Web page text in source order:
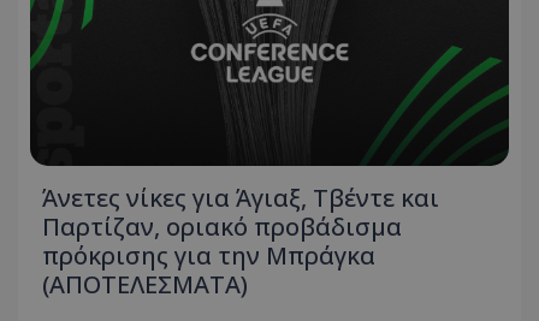
Άνετες νίκες για Άγιαξ, Τβέντε και
Παρτίζαν, οριακό προβάδισμα
πρόκρισης για την Μπράγκα
(ΑΠΟΤΕΛΕΣΜΑΤΑ)